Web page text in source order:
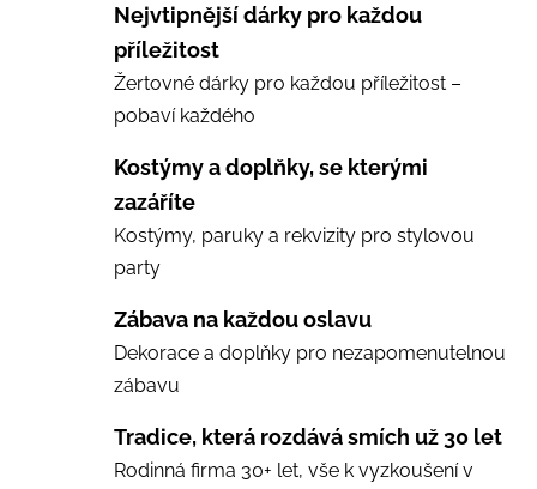
Nejvtipnější dárky pro každou
příležitost
Žertovné dárky pro každou příležitost –
pobaví každého
Kostýmy a doplňky, se kterými
zazáříte
Kostýmy, paruky a rekvizity pro stylovou
party
Zábava na každou oslavu
Dekorace a doplňky pro nezapomenutelnou
zábavu
Tradice, která rozdává smích už 30 let
Rodinná firma 30+ let, vše k vyzkoušení v